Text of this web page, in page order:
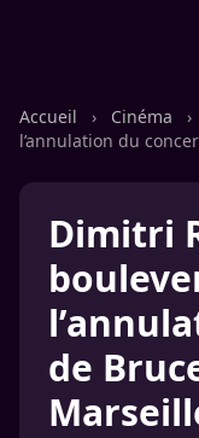
Accueil › Cinéma ›
l’annulation du
Dimitri
de